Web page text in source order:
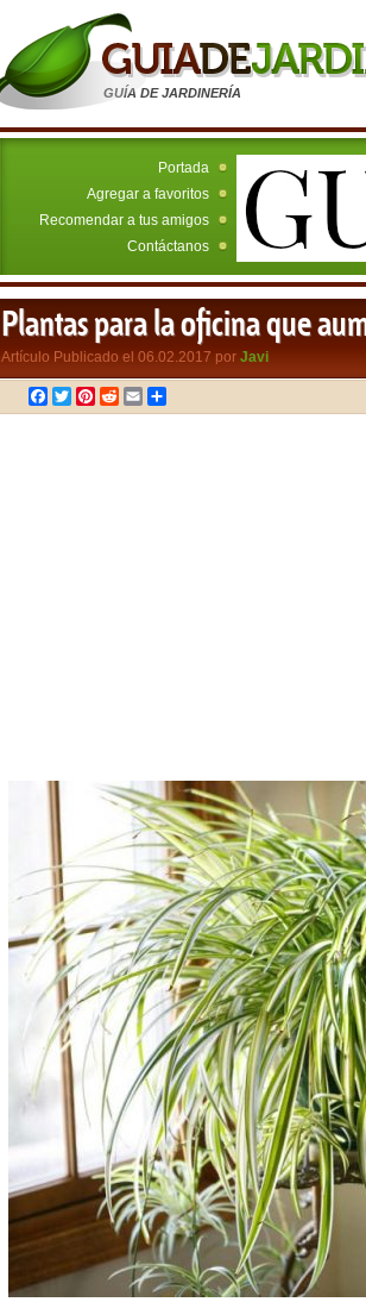
GUÍA DE JARDINERÍA
Portada
Agregar a favoritos
Recomendar a tus amigos
Contáctanos
Plantas para la oficina que
Artículo Publicado el 06.02.2017 por Javi
Facebook
TwitterPinterest
RedditEmail